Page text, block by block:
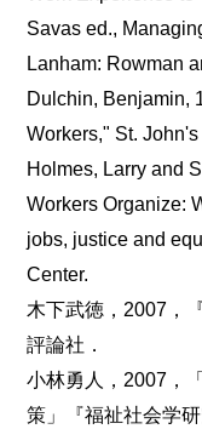
Savas ed.,
Lanham: Rowman
Dulchin, Benjamin,
Workers," St.
Holmes, Larry and
Workers Organize:
jobs, justice and
Center.
木下武徳，2007，
評論社．
小林勇人，2007，
策」『福祉社会学